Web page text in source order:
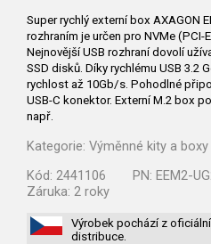
Super rychlý externí box AXAGON
rozhraním je určen pro NVMe (PCI-
Nejnovější USB rozhraní dovolí
SSD disků. Díky rychlému USB 3.2
rychlost až 10Gb/s. Pohodlné
USB-C konektor. Externí M.2 box
např.
Kategorie: Výměnné kity a boxy
Kód: 2441106 PN: EEM2-
Záruka: 2 roky
Výrobek pochází z
distribuce.